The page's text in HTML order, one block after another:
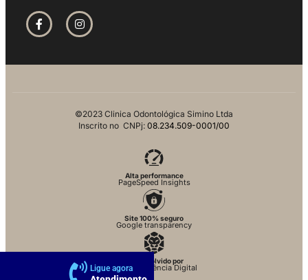
©2023 Clinica Odontológica Simino Ltda
Inscrito no CNPj: 08.234.509-0001/00
Alta performance
PageSpeed Insights
Site 100% seguro
Google transparency
Desenvolvido por
Criattus Agência Digital
Ligue agora